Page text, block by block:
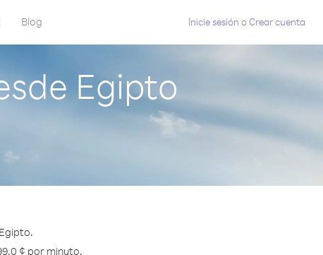
Blog Inicie sesión oCrear cuenta
Egipto
¢ por minuto.